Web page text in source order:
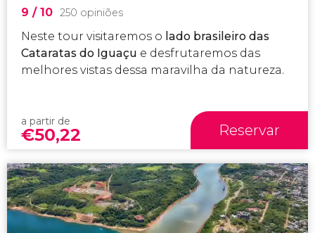
9 / 10 250 opiniões
Neste tour visitaremos o lado brasileiro das
Cataratas do Iguaçu e desfrutaremos das
melhores vistas dessa maravilha da natureza.
a partir de
€50,22 Reservar